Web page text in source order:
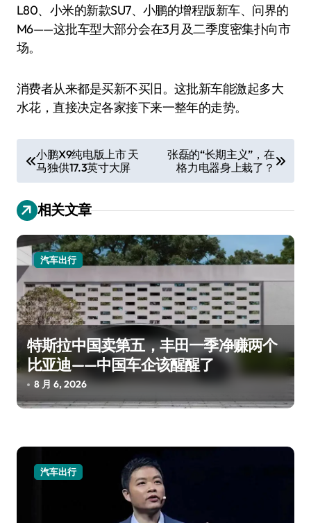
L80、小米的新款SU7、小鹏的增程版新车、问界的
M6——这批车型大部分会在3月及二季度密集扑向市
场。
消费者从来都是买新不买旧。这批新车能激起多大
水花，直接决定各家接下来一整年的走势。
章
导
航
小鹏X9纯电版上市 天
马独供17.3英寸大屏
张磊的“长期主义”，在
格力电器身上栽了？
相关文章
汽车出行
特斯拉中国卖第五，丰田一季净赚两个
比亚迪——中国车企该醒醒了
8 月 6, 2026
汽车出行